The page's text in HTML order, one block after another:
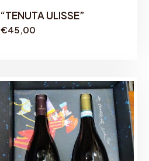
ULISSE”
€45,00